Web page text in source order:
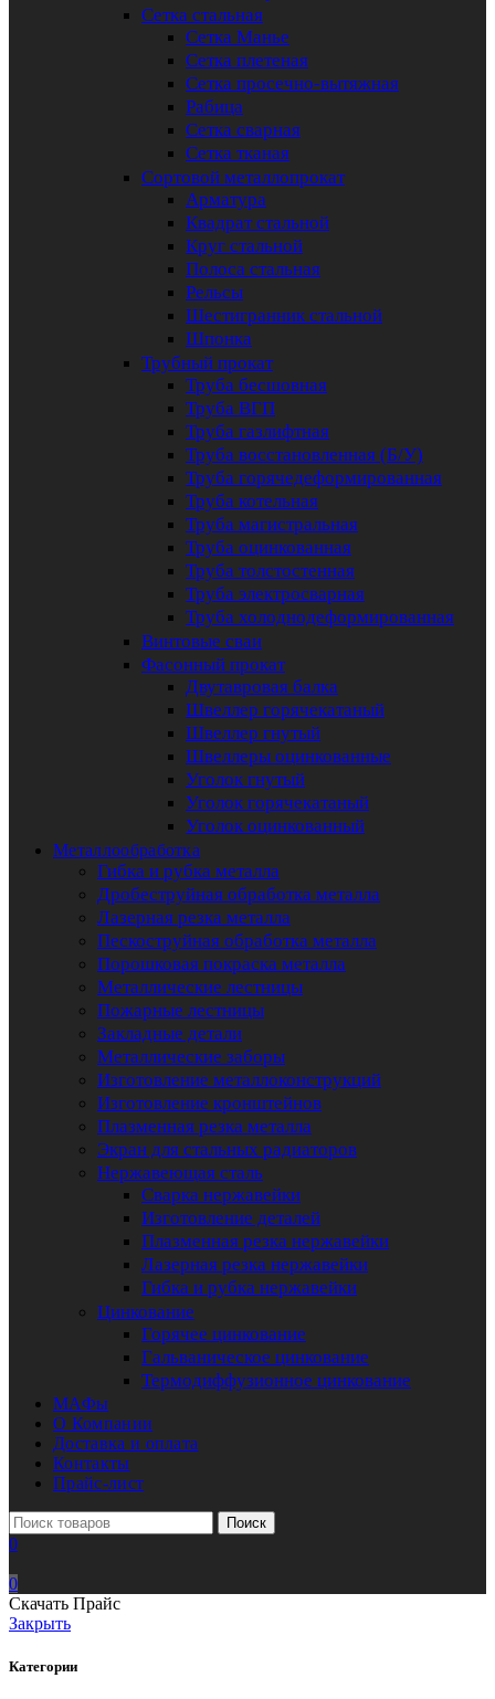
Сетка стальная
Сетка Манье
Сетка плетеная
Сетка просечно-вытяжная
Рабица
Сетка сварная
Сетка тканая
Сортовой металлопрокат
Арматура
Квадрат стальной
Круг стальной
Полоса стальная
Рельсы
Шестигранник стальной
Шпонка
Трубный прокат
Труба бесшовная
Труба ВГП
Труба газлифтная
Труба восстановленная (Б/У)
Труба горячедеформированная
Труба котельная
Труба магистральная
Труба оцинкованная
Труба толстостенная
Труба электросварная
Труба холоднодеформированная
Винтовые сваи
Фасонный прокат
Двутавровая балка
Швеллер горячекатаный
Швеллер гнутый
Швеллеры оцинкованные
Уголок гнутый
Уголок горячекатаный
Уголок оцинкованный
Металлообработка
Гибка и рубка металла
Дробеструйная обработка металла
Лазерная резка металла
Пескоструйная обработка металла
Порошковая покраска металла
Металлические лестницы
Пожарные лестницы
Закладные детали
Металлические заборы
Изготовление металлоконструкций
Изготовление кронштейнов
Плазменная резка металла
Экран для стальных радиаторов
Нержавеющая сталь
Сварка нержавейки
Изготовление деталей
Плазменная резка нержавейки
Лазерная резка нержавейки
Гибка и рубка нержавейки
Цинкование
Горячее цинкование
Гальваническое цинкование
Термодиффузионное цинкование
МАФы
О Компании
Доставка и оплата
Контакты
Прайс-лист
Поиск
0
0
Скачать Прайс
Закрыть
Категории